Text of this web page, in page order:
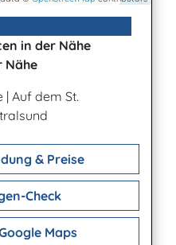
in der Nähe
Nähe
| Auf dem St.
& Preise
Check
Maps